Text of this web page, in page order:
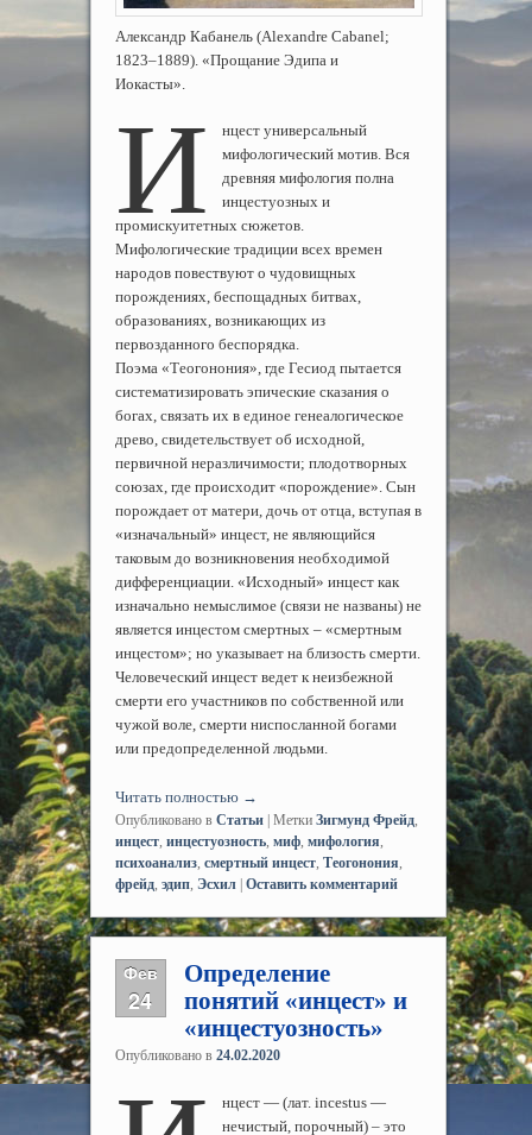
Александр Кабанель (Alexandre Cabanel;
1823–1889). «Прощание Эдипа и
Иокасты».
И
нцест универсальный
мифологический мотив. Вся
древняя мифология полна
инцестуозных и
промискуитетных сюжетов.
Мифологические традиции всех времен
народов повествуют о чудовищных
порождениях, беспощадных битвах,
образованиях, возникающих из
первозданного беспорядка.
Поэма «Теогонония», где Гесиод пытается
систематизировать эпические сказания о
богах, связать их в единое генеалогическое
древо, свидетельствует об исходной,
первичной неразличимости; плодотворных
союзах, где происходит «порождение». Сын
порождает от матери, дочь от отца, вступая в
«изначальный» инцест, не являющийся
таковым до возникновения необходимой
дифференциации. «Исходный» инцест как
изначально немыслимое (связи не названы) не
является инцестом смертных – «смертным
инцестом»; но указывает на близость смерти.
Человеческий инцест ведет к неизбежной
смерти его участников по собственной или
чужой воле, смерти ниспосланной богами
или предопределенной людьми.
Читать полностью →
Опубликовано в Статьи Метки Зигмунд Фрейд,
инцест, инцестуозность, миф, мифология,
психоанализ, смертный инцест, Теогонония,
фрейд, эдип, Эсхил Оставить комментарий
Фев
24
Определение
понятий «инцест» и
«инцестуозность»
Опубликовано в 24.02.2020
нцест — (лат. incestus —
нечистый, порочный) – это